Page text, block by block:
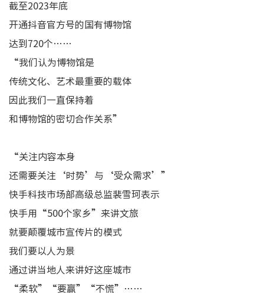
截至2023年底
开通抖音官方号的国有博物馆
达到720个……
“我们认为博物馆是
传统文化、艺术最重要的载体
因此我们一直保持着
和博物馆的密切合作关系”
“关注内容本身
还需要关注‘时势’与‘受众需求’”
快手科技市场部高级总监裴雪珂表示
快手用“500个家乡”来讲文旅
就要颠覆城市宣传片的模式
我们要以人为景
通过讲当地人来讲好这座城市
“柔软”“要赢”“不慌”……